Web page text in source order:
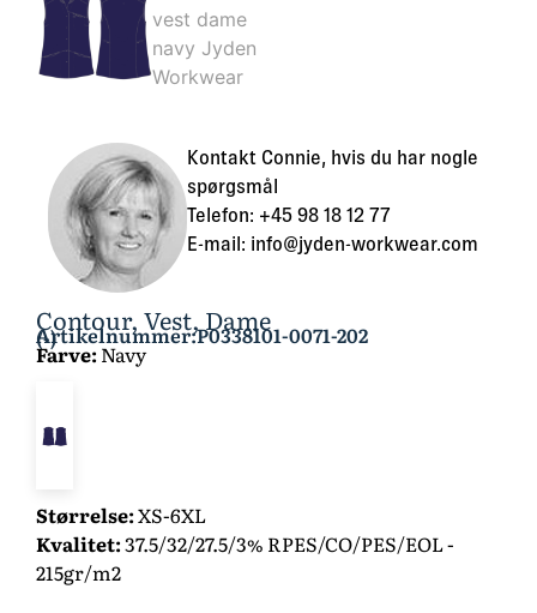
Kontakt Connie, hvis du har nogle
spørgsmål
Telefon: +45 98 18 12 77
E-mail: info@jyden-workwear.com
Contour, Vest, Dame
Artikelnummer:P0338101-0071-202
(-)
Farve:Navy
Størrelse:XS-6XL
Kvalitet:37.5/32/27.5/3% RPES/CO/PES/EOL -
215gr/m2